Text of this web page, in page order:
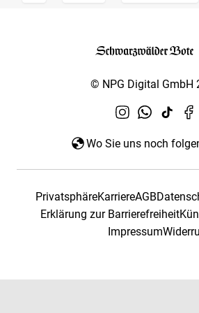
© NPG Digital GmbH
Wo Sie uns noch
PrivatsphäreKarriereAGB
Erklärung zur Barrierefreiheit
Impressum